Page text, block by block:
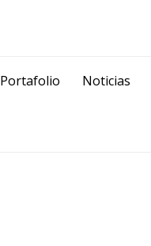
Portafolio Noticias